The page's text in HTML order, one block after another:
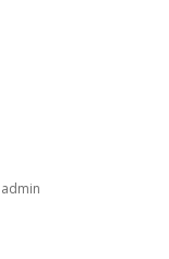
admin